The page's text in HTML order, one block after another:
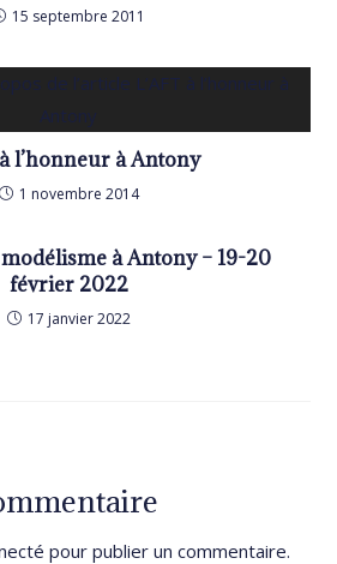
15 septembre 2011
l’honneur à Antony
1 novembre 2014
à Antony – 19-20
février 2022
17 janvier 2022
pour publier un commentaire.